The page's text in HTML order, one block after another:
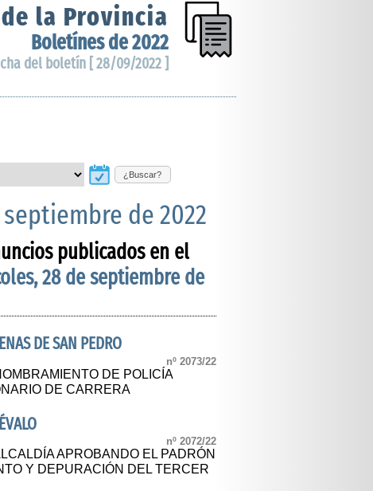
la Provincia
Boletínes de 2022
del boletín [ 28/09/2022 ]
¿Buscar?
de 2022
publicados en el
28 de septiembre de
DE SAN PEDRO
nº 2073/22
DE POLICÍA
DE CARRERA
nº 2072/22
APROBANDO EL PADRÓN
Y DEPURACIÓN DEL TERCER